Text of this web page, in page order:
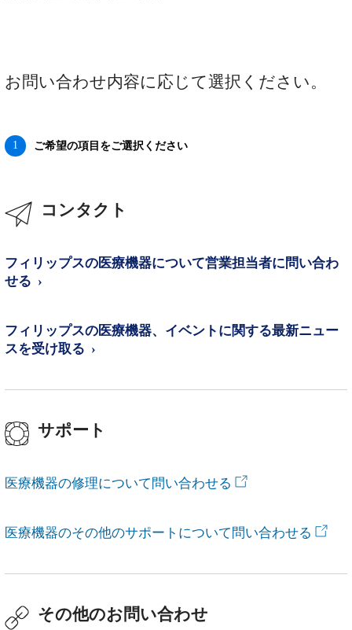
お問い合わせ内容に応じて選択ください。
1 ご希望の項目をご選択ください
コンタクト
フィリップスの医療機器について営業担当者に問い合わ
せる
フィリップスの医療機器、イベントに関する最新ニュー
スを受け取る
サポート
医療機器の修理について問い合わせる
医療機器のその他のサポートについて問い合わせる
その他のお問い合わせ